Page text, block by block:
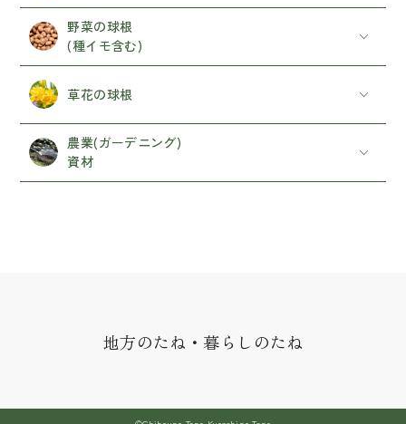
野菜の球根
(種イモ含む)
草花の球根
農業(ガーデニング)
資材
地方のたね・暮らしのたね